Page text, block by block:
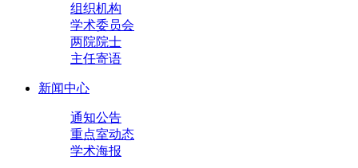
组织机构
学术委员会
两院院士
主任寄语
新闻中心
通知公告
重点室动态
学术海报